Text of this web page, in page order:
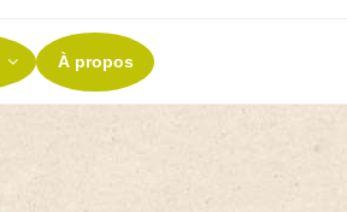
À propos